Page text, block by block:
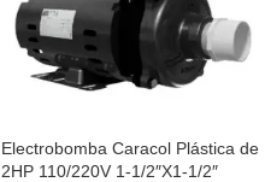
Electrobomba Caracol Plástica de
2HP 110/220V 1-1/2″X1-1/2″